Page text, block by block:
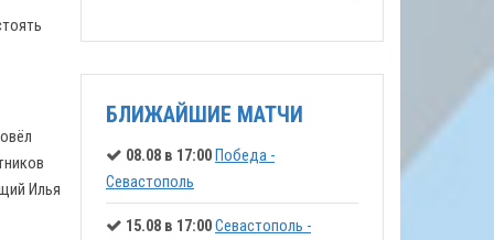
Илья
БЛИЖАЙШИЕ МАТЧИ
08.08 в 17:00Победа -
Севастополь
15.08 в 17:00Севастополь -